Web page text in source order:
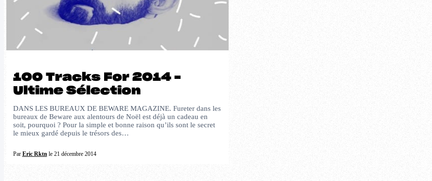
100 Tracks For 2014 –
Ultime Sélection
DANS LES BUREAUX DE BEWARE MAGAZINE. Fureter dans les
bureaux de Beware aux alentours de Noël est déjà un cadeau en
soit, pourquoi ? Pour la simple et bonne raison qu’ils sont le secret
le mieux gardé depuis le trésors des…
Par Eric Rktnle 21 décembre 2014